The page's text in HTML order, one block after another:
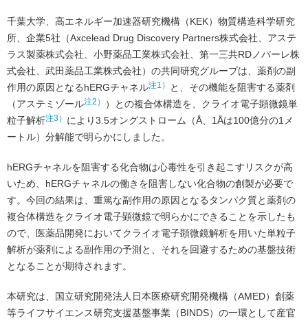
千葉大学、高エネルギー加速器研究機構（KEK）物質構造科学研究
所、企業5社（Axcelead Drug Discovery Partners株式会社、アステ
ラス製薬株式会社、小野薬品工業株式会社、第一三共RDノバーレ株
式会社、武田薬品工業株式会社）の共同研究グループは、薬剤の副
作用の原因となるhERGチャネル注1）
と、その機能を阻害する薬剤
（アステミゾール注2）
）との複合体構造を、クライオ電子顕微鏡単
粒子解析注3） により3.5オングストローム（Å、1Åは100億分の1メ
ートル）分解能で明らかにしました。
hERGチャネルを阻害する化合物は心毒性を引き起こすリスクが高
いため、hERGチャネルの働きを阻害しない化合物の創製が必要で
す。今回の結果は、重篤な副作用の原因となるタンパク質と薬剤の
複合体構造をクライオ電子顕微鏡で明らかにできることを示したも
ので、医薬品開発においてクライオ電子顕微鏡解析を用いた単粒子
解析が薬剤による副作用の予測と、それを回避するための基盤技術
となることが期待されます。
本研究は、国立研究開発法人日本医療研究開発機構（AMED）創薬
等ライフサイエンス研究支援基盤事業（BINDS）の一環として産官